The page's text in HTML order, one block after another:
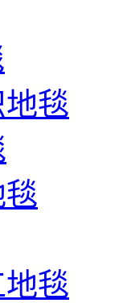
毯
毯